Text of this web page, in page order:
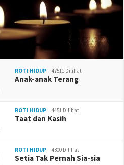
ROTI HIDUP 47511 Dilihat
Anak-anak Terang
ROTI HIDUP 4451 Dilihat
Taat dan Kasih
ROTI HIDUP 4300 Dilihat
Setia Tak Pernah Sia-sia